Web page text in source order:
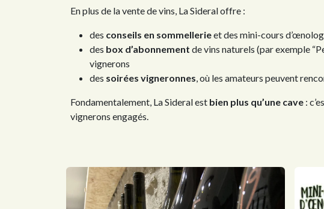
En plus de la vente de vins, La Sideral offre :
des conseils en sommellerieet des mini-cours
des box d’abonnement de vins naturels (par exemple
vignerons
des soirées vigneronnes, où les amateurs peuvent
Fondamentalement, La Sideral est bien plus qu’une cave :
vignerons engagés.